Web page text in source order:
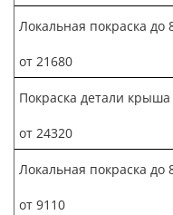
Локальная покраска до
от 21680
Покраска детали крыша
от 24320
Локальная покраска до
от 9110